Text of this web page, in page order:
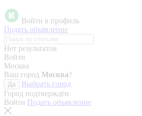
Войти в профиль
Подать объявление
Нет результатов
Войти
Москва
Ваш город Москва?
Да
Выбрать город
Город подтверждён
Войти Подать объявление